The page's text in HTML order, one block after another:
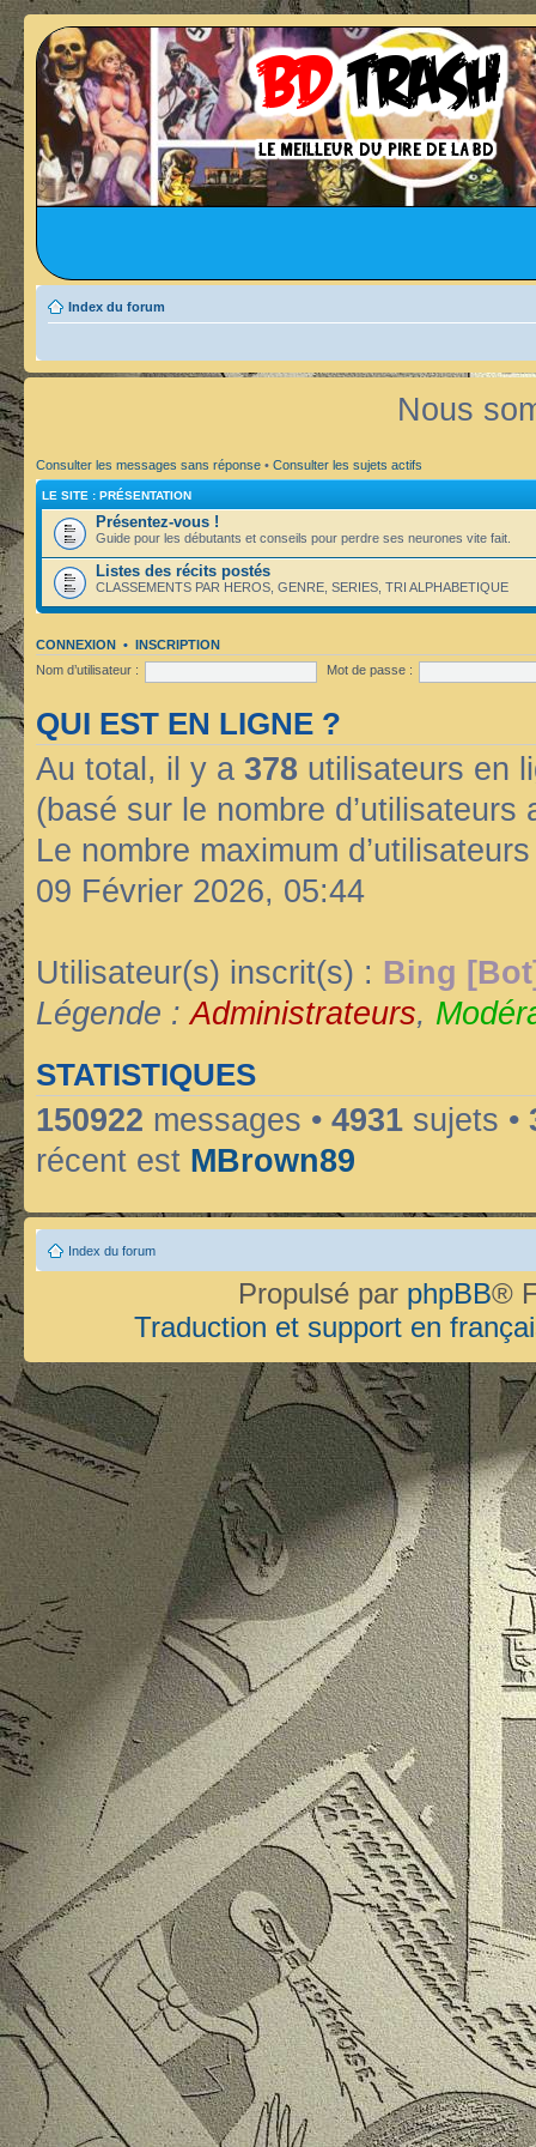
Index du forum
Nous
Consulter les messages sans réponse • Consulter les sujets actifs
LE SITE : PRÉSENTATION
Présentez-vous !
Guide pour les débutants et conseils pour perdre ses neurones vite fait.
Listes des récits postés
CLASSEMENTS PAR HEROS, GENRE, SERIES, TRI ALPHABETIQUE
CONNEXION • INSCRIPTION
Nom d’utilisateur :
Mot de passe :
QUI EST EN LIGNE ?
Au total, il y a 378 utilisateurs en
(basé sur le nombre
Le nombre maximum
09 Février 2026, 05:44
Utilisateur(s) inscrit(s) : Bing
Légende :Administrateurs,
STATISTIQUES
150922 messages • 4931 sujets •
récent est MBrown89
Index du forum
Propulsé par phpBB®
Traduction et support en